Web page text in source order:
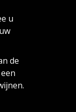
u
de